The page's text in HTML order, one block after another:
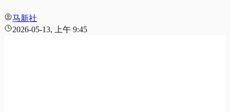
马新社
2026-05-13, 上午 9:45